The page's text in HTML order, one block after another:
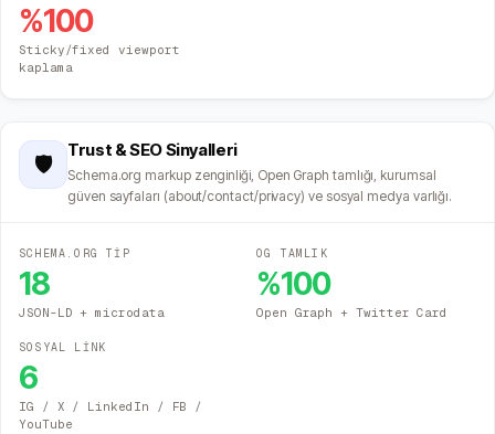
%100
Sticky/fixed viewport
kaplama
🛡️
Trust & SEO Sinyalleri
Schema.org markup zenginliği, Open Graph tamlığı, kurumsal
güven sayfaları (about/contact/privacy) ve sosyal medya varlığı.
SCHEMA.ORG TİP
18
JSON-LD + microdata
OG TAMLIK
%100
Open Graph + Twitter Card
SOSYAL LİNK
6
IG / X / LinkedIn / FB /
YouTube